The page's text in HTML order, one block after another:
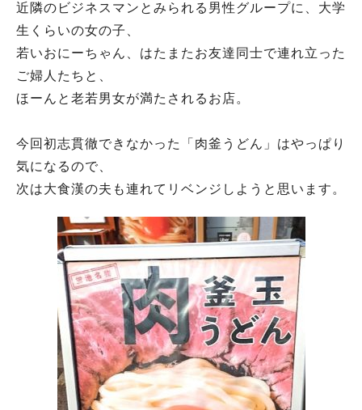
近隣のビジネスマンとみられる男性グループに、大学
生くらいの女の子、
若いおにーちゃん、はたまたお友達同士で連れ立った
ご婦人たちと、
ほーんと老若男女が満たされるお店。
今回初志貫徹できなかった「肉釜うどん」はやっぱり
気になるので、
次は大食漢の夫も連れてリベンジしようと思います。